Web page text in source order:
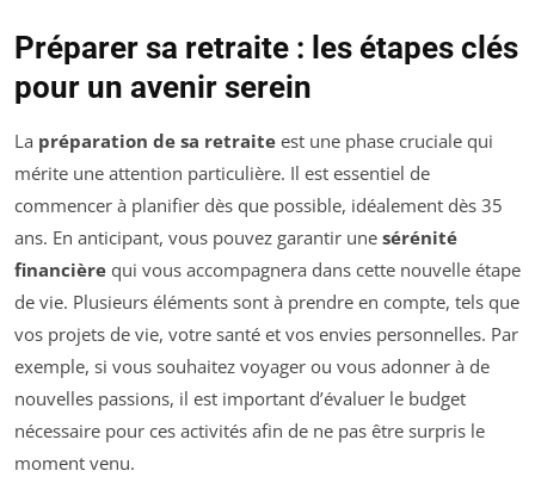
Préparer sa retraite : les étapes clés
pour un avenir serein
La préparation de sa retraite est une phase cruciale qui
mérite une attention particulière. Il est essentiel de
commencer à planifier dès que possible, idéalement dès 35
ans. En anticipant, vous pouvez garantir une sérénité
financière qui vous accompagnera dans cette nouvelle étape
de vie. Plusieurs éléments sont à prendre en compte, tels que
vos projets de vie, votre santé et vos envies personnelles. Par
exemple, si vous souhaitez voyager ou vous adonner à de
nouvelles passions, il est important d’évaluer le budget
nécessaire pour ces activités afin de ne pas être surpris le
moment venu.